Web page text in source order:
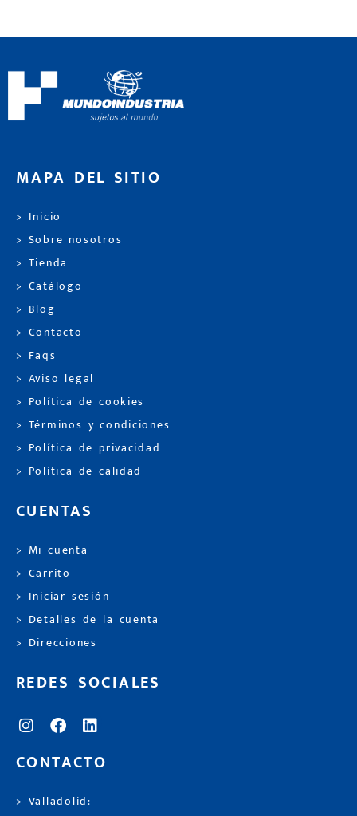
MAPA DEL SITIO
> Inicio
> Sobre nosotros
> Tienda
> Catálogo
> Blog
> Contacto
> Faqs
> Aviso legal
> Política de cookies
> Términos y condiciones
> Política de privacidad
> Política de calidad
CUENTAS
> Mi cuenta
> Carrito
> Iniciar sesión
> Detalles de la cuenta
> Direcciones
REDES SOCIALES
CONTACTO
> Valladolid: